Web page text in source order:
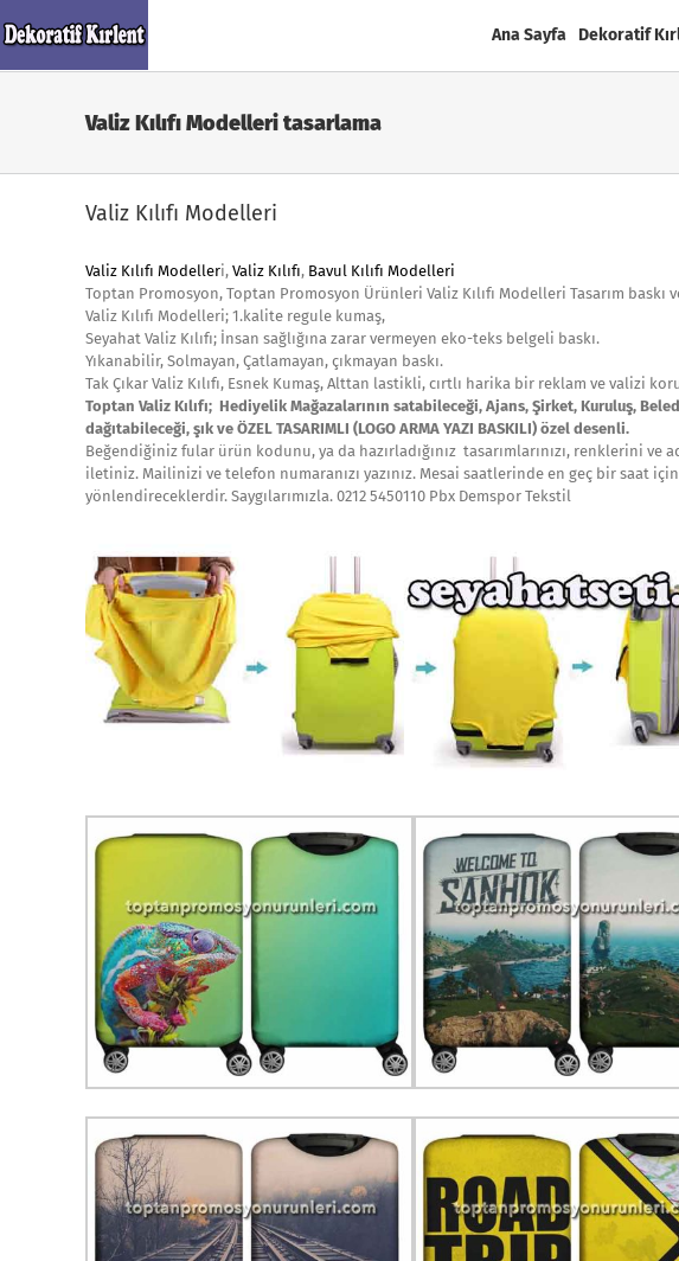
to
Ana Sayfa Dekoratif
Valiz Kılıfı Modelleri tasarlama
Valiz Kılıfı Modelleri
Valiz Kılıfı Modelleri, Valiz Kılıfı, Bavul Kılıfı Modelleri
Toptan Promosyon, Toptan Promosyon Ürünleri Valiz Kılıfı Modelleri Tasarım baskı
Valiz Kılıfı Modelleri; 1.kalite regule kumaş,
Seyahat Valiz Kılıfı; İnsan sağlığına zarar vermeyen eko-teks belgeli baskı.
Yıkanabilir, Solmayan, Çatlamayan, çıkmayan baskı.
Tak Çıkar Valiz Kılıfı, Esnek Kumaş, Alttan lastikli, cırtlı harika bir reklam ve valizi
Toptan Valiz Kılıfı; Hediyelik Mağazalarının satabileceği, Ajans, Şirket, Kuruluş,
dağıtabileceği, şık ve ÖZEL TASARIMLI (LOGO ARMA YAZI BASKILI) özel desenli.
Beğendiğiniz fular ürün kodunu, ya da hazırladığınız tasarımlarınızı, renklerini
iletiniz. Mailinizi ve telefon numaranızı yazınız. Mesai saatlerinde en geç bir saat
yönlendireceklerdir. Saygılarımızla. 0212 5450110 Pbx Demspor Tekstil